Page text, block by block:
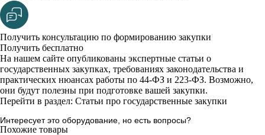
Получить консультацию по формированию закупки
Получить бесплатно
На нашем сайте опубликованы экспертные статьи о
государственных закупках, требованиях законодательства и
практических нюансах работы по 44-ФЗ и 223-ФЗ. Возможно,
они будут полезны при подготовке вашей закупки.
Перейти в раздел: Статьи про государственные закупки
Интересует это оборудование, но есть вопросы?
Похожие товары